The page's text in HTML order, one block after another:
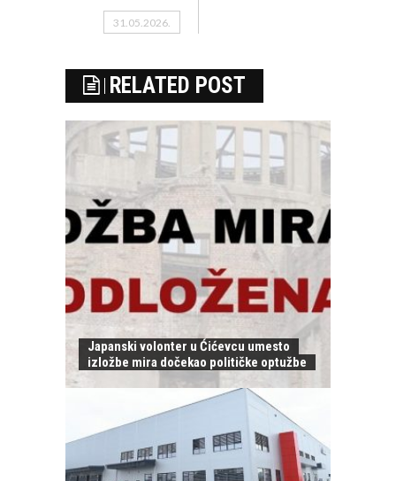
31.05.2026.
RELATED POST
Japanski volonter u Ćićevcu umesto
izložbe mira dočekao političke optužbe